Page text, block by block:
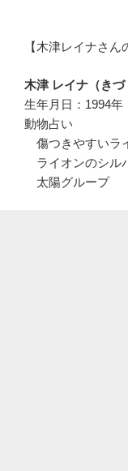
【木津レイナさん
木津 レイナ（きづ
生年月日：1994年
動物占い
傷つきやすいラ
ライオンのシル
太陽グループ